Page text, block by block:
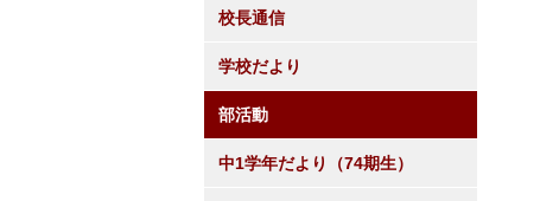
校長通信
学校だより
部活動
中1学年だより（74期生）